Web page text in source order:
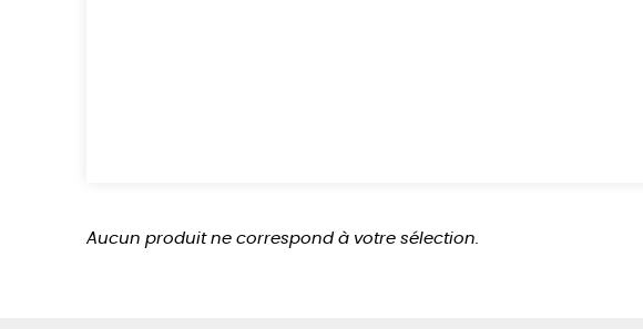
Aucun produit ne correspond à votre sélection.